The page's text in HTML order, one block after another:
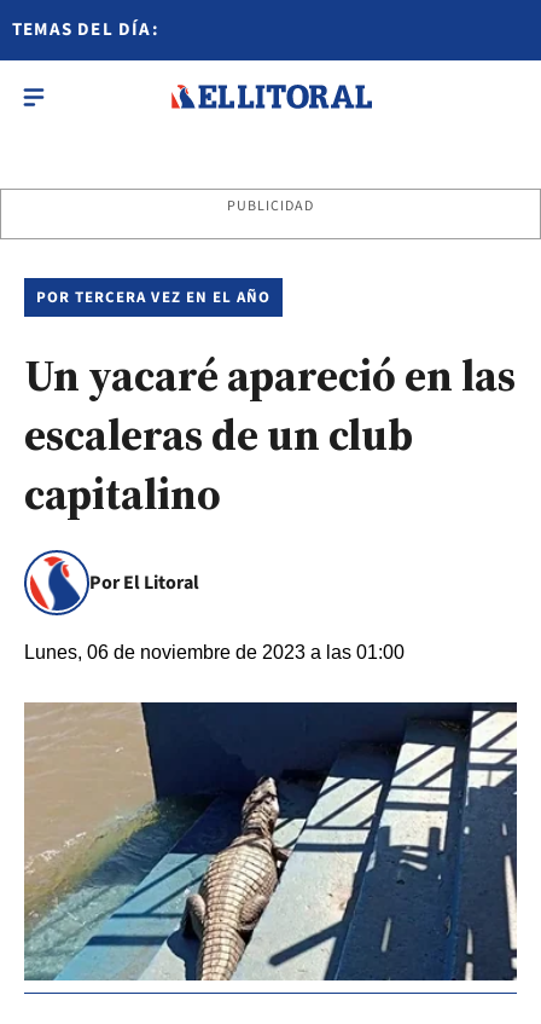
TEMAS DEL DÍA:
PUBLICIDAD
POR TERCERA VEZ EN EL AÑO
Un yacaré apareció en las
escaleras de un club
capitalino
Por El Litoral
Lunes, 06 de noviembre de 2023 a las 01:00